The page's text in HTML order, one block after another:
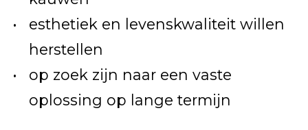
esthetiek en levenskwaliteit willen
herstellen
op zoek zijn naar een vaste
oplossing op lange termijn